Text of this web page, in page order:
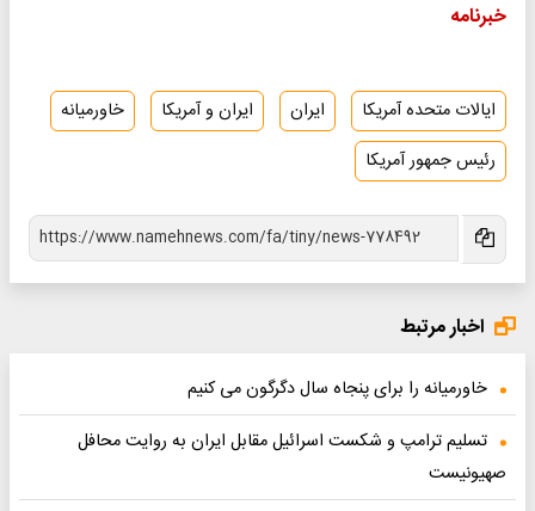
خبرنامه
ایالات متحده آمریکا ایران ایران و آمریکا
خاورمیانه
رئیس جمهور آمریکا
اخبار مرتبط
خاورمیانه را برای پنجاه سال دگرگون می کنیم
تسلیم ترامپ و شکست اسرائیل مقابل ایران به روایت محافل
صهیونیست